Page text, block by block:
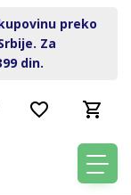
preko
Za
din.